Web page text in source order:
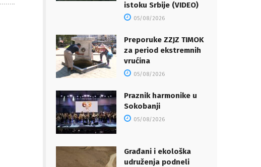
istoku Srbije (VIDEO)
05/08/2026
Preporuke ZZJZ TIMOK
za period ekstremnih
vrućina
05/08/2026
Praznik harmonike u
Sokobanji
05/08/2026
Građani i ekološka
udruženja podneli